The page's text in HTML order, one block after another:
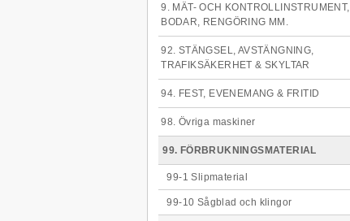
9. MÄT- OCH KONTROLLINSTRUMENT,
BODAR, RENGÖRING MM.
92. STÄNGSEL, AVSTÄNGNING,
TRAFIKSÄKERHET & SKYLTAR
94. FEST, EVENEMANG & FRITID
98. Övriga maskiner
99. FÖRBRUKNINGSMATERIAL
99-1 Slipmaterial
99-10 Sågblad och klingor